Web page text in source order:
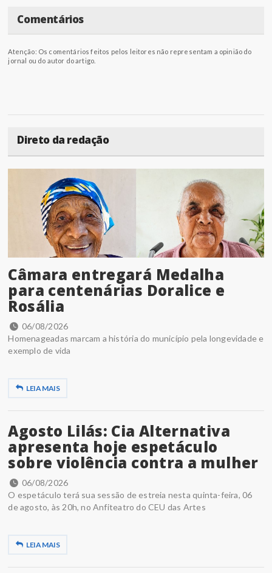
Comentários
Atenção: Os comentários feitos pelos leitores não representam a opinião do
jornal ou do autor do artigo.
Direto da redação
Câmara entregará Medalha
para centenárias Doralice e
Rosália
06/08/2026
Homenageadas marcam a história do município pela longevidade e
exemplo de vida
LEIA MAIS
Agosto Lilás: Cia Alternativa
apresenta hoje espetáculo
sobre violência contra a mulher
06/08/2026
O espetáculo terá sua sessão de estreia nesta quinta-feira, 06
de agosto, às 20h, no Anfiteatro do CEU das Artes
LEIA MAIS